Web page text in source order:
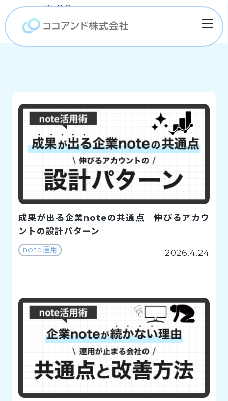
BLOG
note運用 / 記事一覧
成果が出る企業noteの共通点｜伸びるアカウ
ントの設計パターン
note運用 2026.4.24